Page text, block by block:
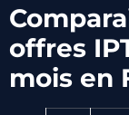
offres
mois en